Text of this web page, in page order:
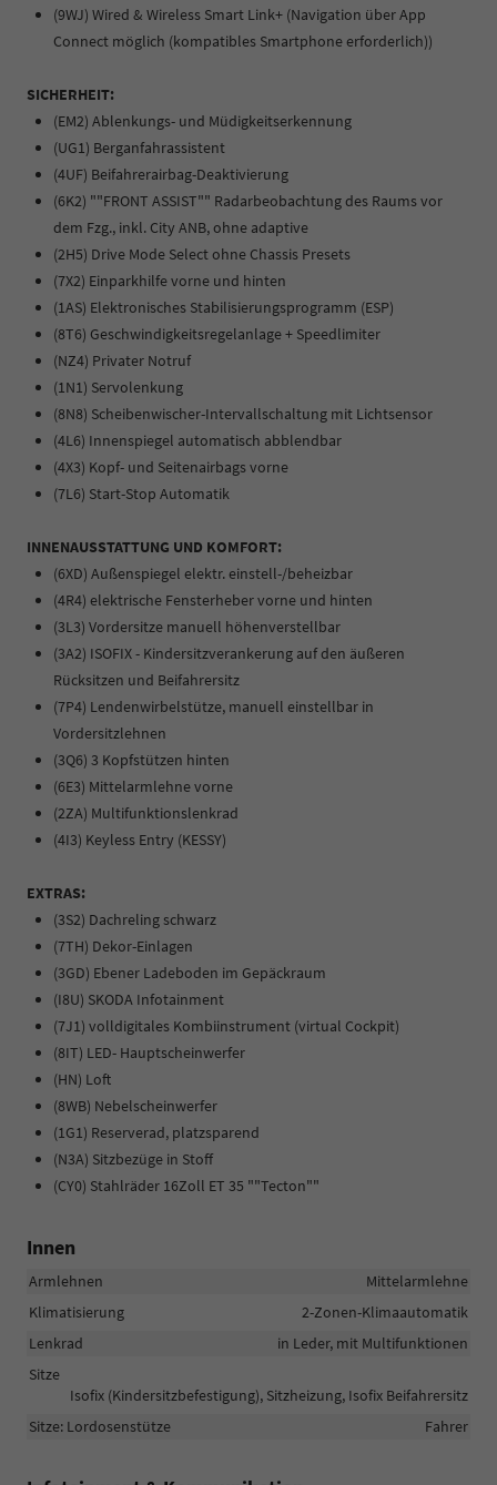
(9WJ) Wired & Wireless Smart Link+ (Navigation über App
Connect möglich (kompatibles Smartphone erforderlich))
SICHERHEIT:
(EM2) Ablenkungs- und Müdigkeitserkennung
(UG1) Berganfahrassistent
(4UF) Beifahrerairbag-Deaktivierung
(6K2) ""FRONT ASSIST"" Radarbeobachtung des Raums vor
dem Fzg., inkl. City ANB, ohne adaptive
(2H5) Drive Mode Select ohne Chassis Presets
(7X2) Einparkhilfe vorne und hinten
(1AS) Elektronisches Stabilisierungsprogramm (ESP)
(8T6) Geschwindigkeitsregelanlage + Speedlimiter
(NZ4) Privater Notruf
(1N1) Servolenkung
(8N8) Scheibenwischer-Intervallschaltung mit Lichtsensor
(4L6) Innenspiegel automatisch abblendbar
(4X3) Kopf- und Seitenairbags vorne
(7L6) Start-Stop Automatik
INNENAUSSTATTUNG UND KOMFORT:
(6XD) Außenspiegel elektr. einstell-/beheizbar
(4R4) elektrische Fensterheber vorne und hinten
(3L3) Vordersitze manuell höhenverstellbar
(3A2) ISOFIX - Kindersitzverankerung auf den äußeren
Rücksitzen und Beifahrersitz
(7P4) Lendenwirbelstütze, manuell einstellbar in
Vordersitzlehnen
(3Q6) 3 Kopfstützen hinten
(6E3) Mittelarmlehne vorne
(2ZA) Multifunktionslenkrad
(4I3) Keyless Entry (KESSY)
EXTRAS:
(3S2) Dachreling schwarz
(7TH) Dekor-Einlagen
(3GD) Ebener Ladeboden im Gepäckraum
(I8U) SKODA Infotainment
(7J1) volldigitales Kombiinstrument (virtual Cockpit)
(8IT) LED- Hauptscheinwerfer
(HN) Loft
(8WB) Nebelscheinwerfer
(1G1) Reserverad, platzsparend
(N3A) Sitzbezüge in Stoff
(CY0) Stahlräder 16Zoll ET 35 ""Tecton""
Innen
Armlehnen
Mittelarmlehne
Klimatisierung
2-Zonen-Klimaautomatik
Lenkrad
in Leder, mit Multifunktionen
Sitze
Isofix (Kindersitzbefestigung), Sitzheizung, Isofix Beifahrersitz
Sitze: Lordosenstütze
Fahrer